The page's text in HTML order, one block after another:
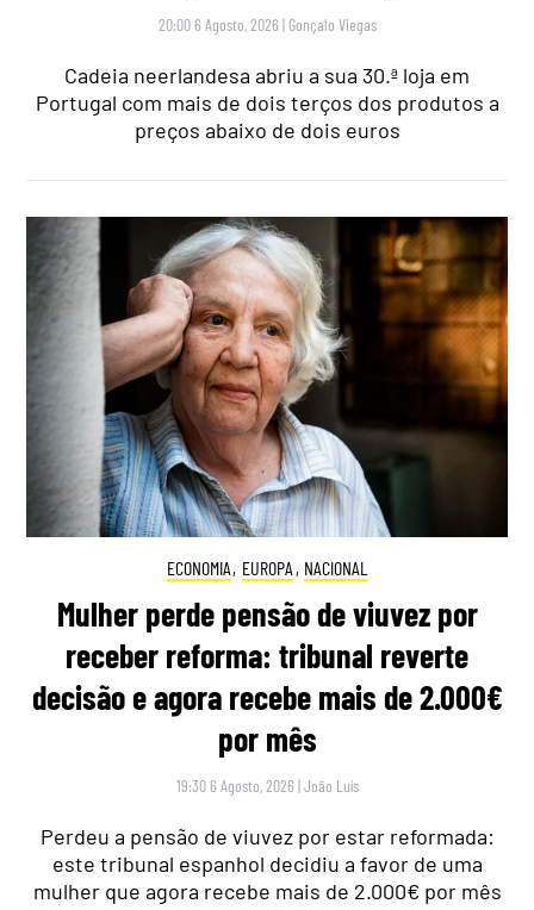
20:00 6 Agosto, 2026 | Gonçalo Viegas
Cadeia neerlandesa abriu a sua 30.ª loja em
Portugal com mais de dois terços dos produtos a
preços abaixo de dois euros
ECONOMIA, EUROPA , NACIONAL
Mulher perde pensão de viuvez por
receber reforma: tribunal reverte
decisão e agora recebe mais de 2.000€
por mês
19:30 6 Agosto, 2026 |João Luís
Perdeu a pensão de viuvez por estar reformada:
este tribunal espanhol decidiu a favor de uma
mulher que agora recebe mais de 2.000€ por mês